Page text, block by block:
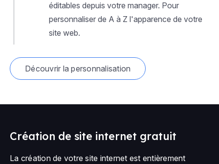
éditables depuis votre manager. Pour
personnaliser de A à Z l'apparence de votre
site web.
Découvrir la personnalisation
Création de site internet gratuit
La création de votre site internet est entièrement